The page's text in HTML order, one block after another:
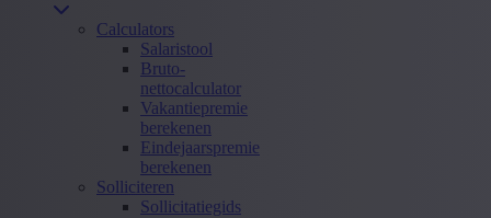
Calculators
Salaristool
Bruto-
nettocalculator
Vakantiepremie
berekenen
Eindejaarspremie
berekenen
Solliciteren
Sollicitatiegids